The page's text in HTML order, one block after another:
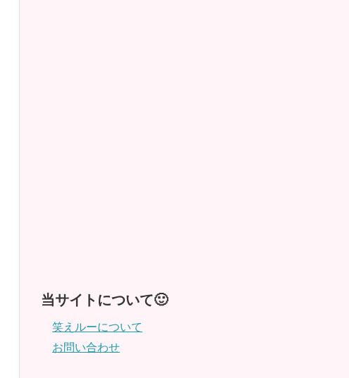
当サイトについて🙂
笑えルーについて
お問い合わせ